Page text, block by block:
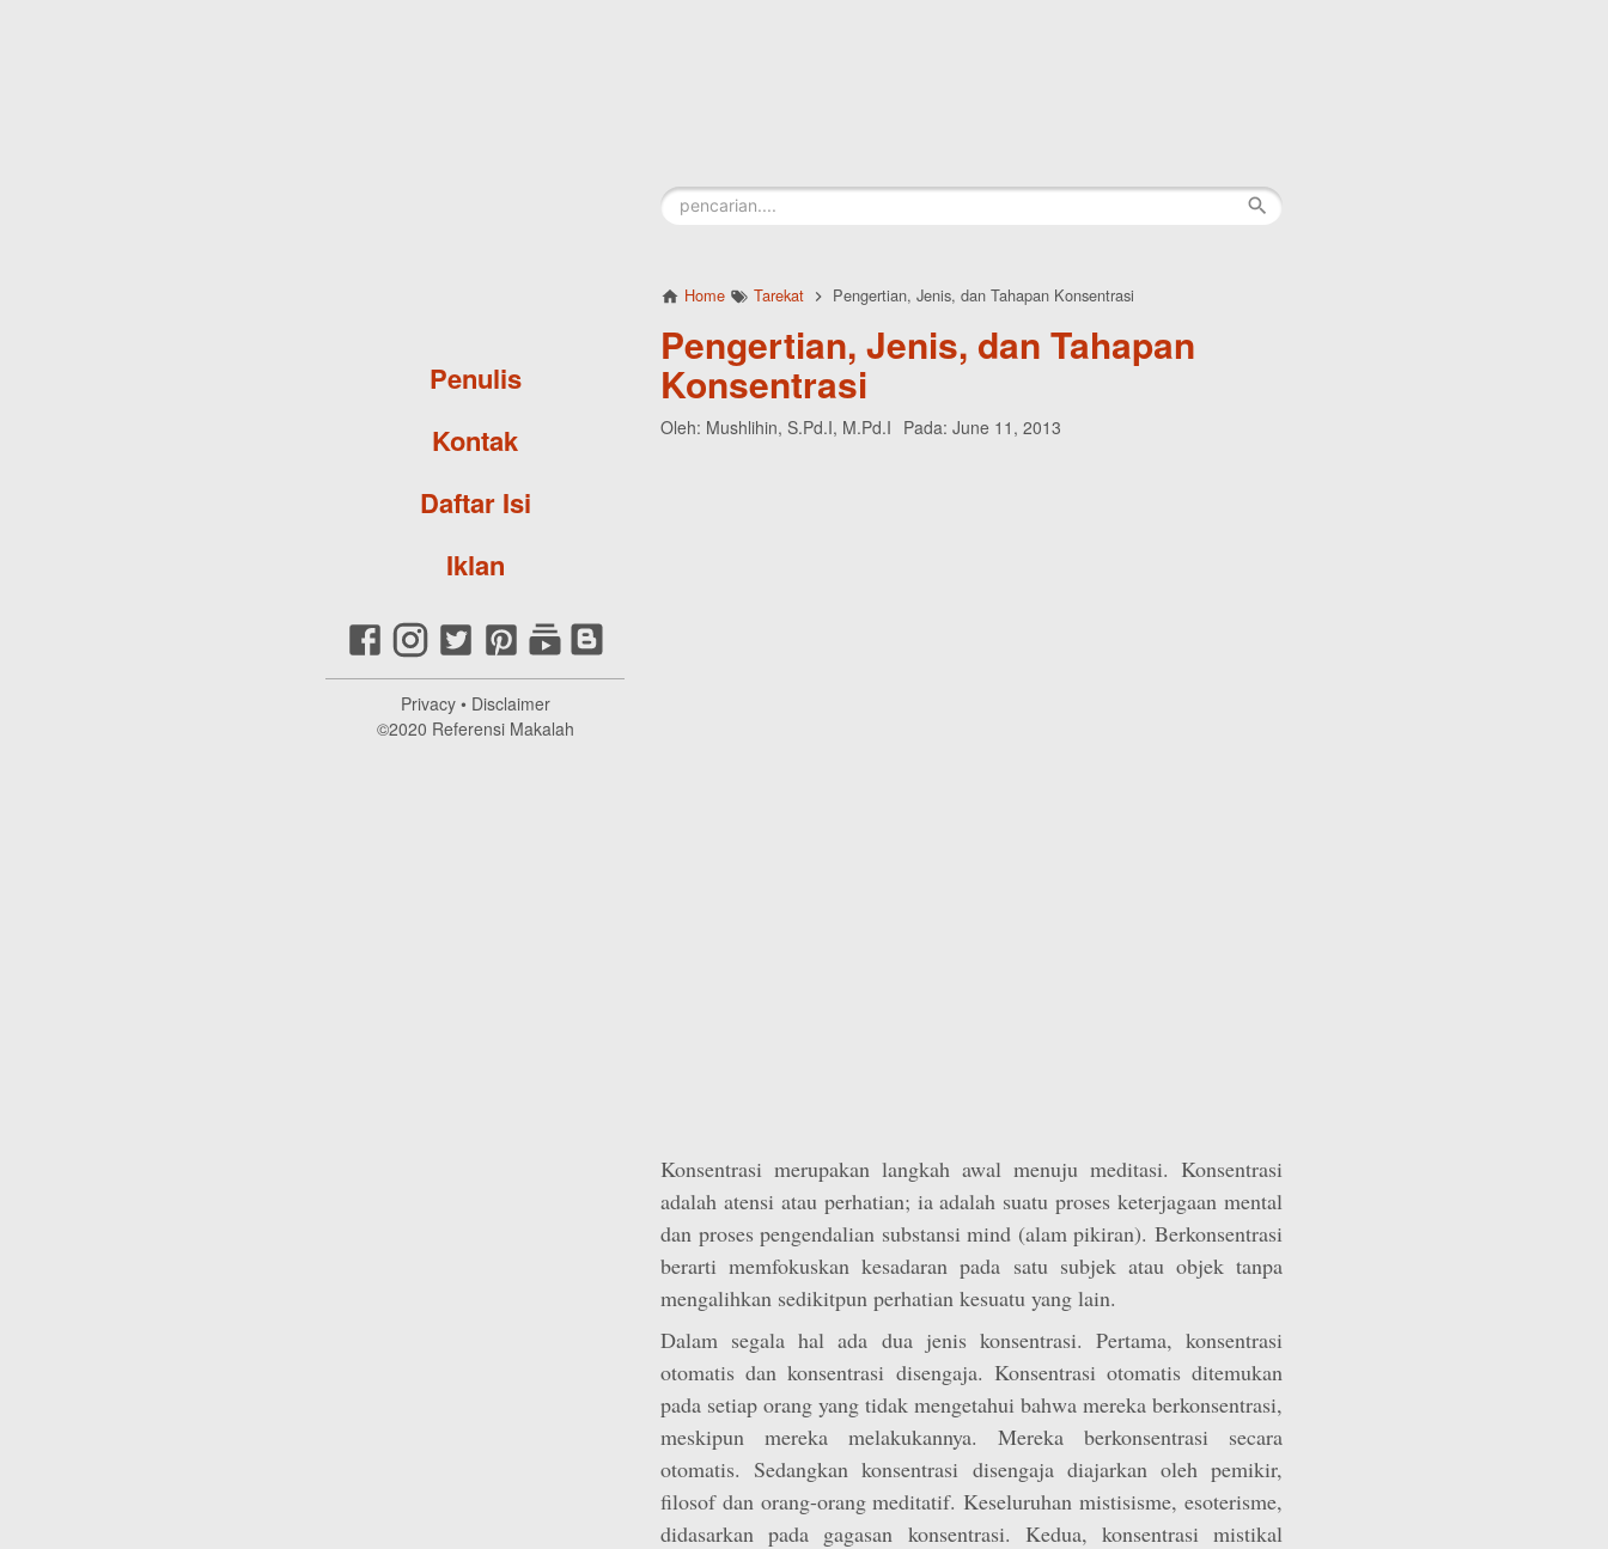
Penulis
Kontak
Daftar Isi
Iklan
Privacy• Disclaimer
©2020 Referensi Makalah
Home Tarekat Pengertian, Jenis, dan Tahapan Konsentrasi
Pengertian, Jenis, dan Tahapan
Konsentrasi
Oleh: Mushlihin, S.Pd.I, M.Pd.I Pada: June 11, 2013
Konsentrasi merupakan langkah awal menuju meditasi. Konsentrasi
adalah atensi atau perhatian; ia adalah suatu proses keterjagaan mental
dan proses pengendalian substansi mind (alam pikiran). Berkonsentrasi
berarti memfokuskan kesadaran pada satu subjek atau objek tanpa
mengalihkan sedikitpun perhatian kesuatu yang lain.
Dalam segala hal ada dua jenis konsentrasi. Pertama, konsentrasi
otomatis dan konsentrasi disengaja. Konsentrasi otomatis ditemukan
pada setiap orang yang tidak mengetahui bahwa mereka berkonsentrasi,
meskipun mereka melakukannya. Mereka berkonsentrasi secara
otomatis. Sedangkan konsentrasi disengaja diajarkan oleh pemikir,
filosof dan orang-orang meditatif. Keseluruhan mistisisme, esoterisme,
didasarkan pada gagasan konsentrasi. Kedua, konsentrasi mistikal